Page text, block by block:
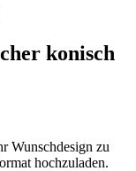
konisch
Wunschdesign zu
hochzuladen.